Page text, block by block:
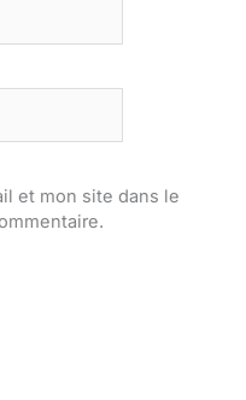
et mon site dans le